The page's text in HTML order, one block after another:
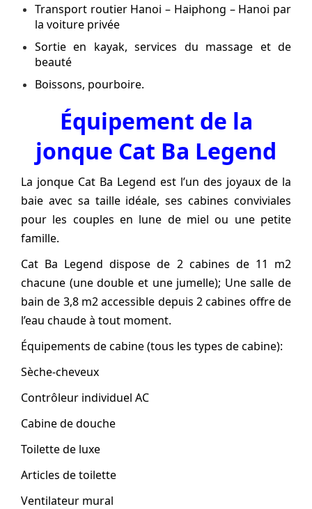
Transport routier Hanoi – Haiphong – Hanoi par
la voiture privée
Sortie en kayak, services du massage et de
beauté
Boissons, pourboire.
Équipement de la
jonque Cat Ba Legend
La jonque Cat Ba Legend est l’un des joyaux de la
baie avec sa taille idéale, ses cabines conviviales
pour les couples en lune de miel ou une petite
famille.
Cat Ba Legend dispose de 2 cabines de 11 m2
chacune (une double et une jumelle); Une salle de
bain de 3,8 m2 accessible depuis 2 cabines offre de
l’eau chaude à tout moment.
Équipements de cabine (tous les types de cabine):
Sèche-cheveux
Contrôleur individuel AC
Cabine de douche
Toilette de luxe
Articles de toilette
Ventilateur mural